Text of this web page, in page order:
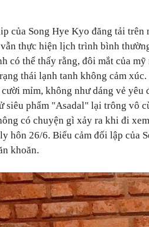
của Song Hye Kyo đăng tải trên
thực hiện lịch trình bình
có thể thấy rằng, đôi mắt của
thái lạnh tanh không cảm
mỉm, không như dáng vẻ yêu
siêu phẩm "Asadal" lại trông vô
có chuyện gì xảy ra khi đi
hôn 26/6. Biểu cảm đối lập của
khoăn.